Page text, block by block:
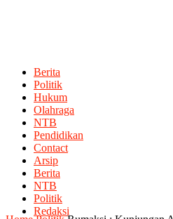
Berita
Politik
Hukum
Olahraga
NTB
Pendidikan
Contact
Arsip
Berita
NTB
Politik
Redaksi